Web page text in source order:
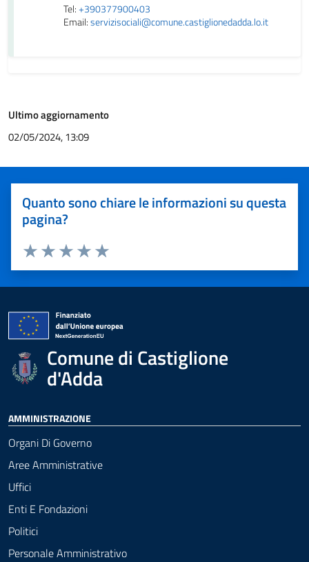
Tel:+390377900403
Email:servizisociali@comune.castiglionedadda.lo.it
Ultimo aggiornamento
02/05/2024, 13:09
Quanto sono chiare le informazioni su questa
pagina?
Valuta 5 stelle su 5
Valuta 4 stelle su 5
Valuta 3 stelle su 5
Valuta 2 stelle su 5
Valuta 1 stelle su 5
Comune di Castiglione
d'Adda
AMMINISTRAZIONE
Organi Di Governo
Aree Amministrative
Uffici
Enti E Fondazioni
Politici
Personale Amministrativo